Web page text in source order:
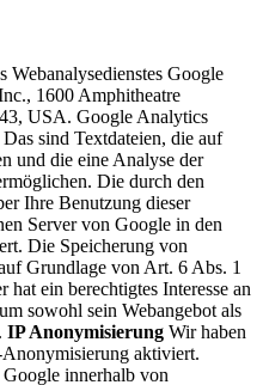
Webanalysedienstes Google
1600 Amphitheatre
USA. Google Analytics
sind Textdateien, die auf
und die eine Analyse der
Die durch den
Ihre Benutzung dieser
Server von Google in den
Die Speicherung von
Grundlage von Art. 6 Abs. 1
ein berechtigtes Interesse an
sowohl sein Webangebot als
IP Anonymisierung Wir haben
aktiviert.
innerhalb von